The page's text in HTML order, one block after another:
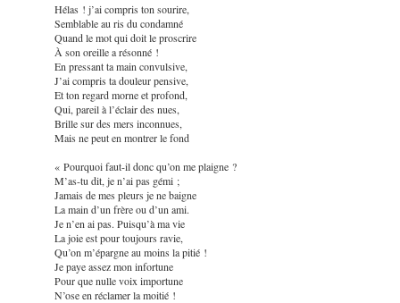
Hélas ! j’ai compris ton sourire,
Semblable au ris du condamné
Quand le mot qui doit le proscrire
À son oreille a résonné !
En pressant ta main convulsive,
J’ai compris ta douleur pensive,
Et ton regard morne et profond,
Qui, pareil à l’éclair des nues,
Brille sur des mers inconnues,
Mais ne peut en montrer le fond
« Pourquoi faut-il donc qu’on me plaigne ?
M’as-tu dit, je n’ai pas gémi ;
Jamais de mes pleurs je ne baigne
La main d’un frère ou d’un ami.
Je n’en ai pas. Puisqu’à ma vie
La joie est pour toujours ravie,
Qu’on m’épargne au moins la pitié !
Je paye assez mon infortune
Pour que nulle voix importune
N’ose en réclamer la moitié !